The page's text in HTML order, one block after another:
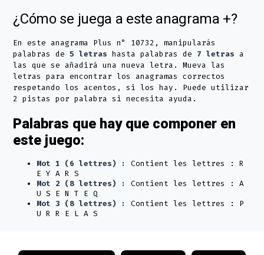
¿Cómo se juega a este anagrama +?
En este anagrama Plus n° 10732, manipularás
palabras de5 letras hasta palabras de 7 letras a
las que se añadirá una nueva letra. Mueva las
letras para encontrar los anagramas correctos
respetando los acentos, si los hay. Puede utilizar
2 pistas por palabra si necesita ayuda.
Palabras que hay que componer en
este juego:
Mot 1 (6 lettres) :
Contient les lettres : R
E Y A R S
Mot 2 (8 lettres) :
Contient les lettres : A
U S E N T E Q
Mot 3 (8 lettres) :
Contient les lettres : P
U R R E L A S